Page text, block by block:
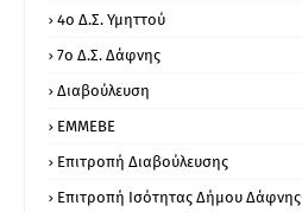
4ο Δ.Σ. Υμηττού
7ο Δ.Σ. Δάφνης
Διαβούλευση
ΕΜΜΕΒΕ
Επιτροπή Διαβούλευσης
Επιτροπή Ισότητας Δήμου